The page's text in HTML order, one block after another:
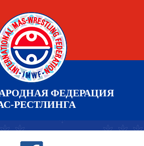
ФЕДЕРАЦИЯ
РЕСТЛИНГА